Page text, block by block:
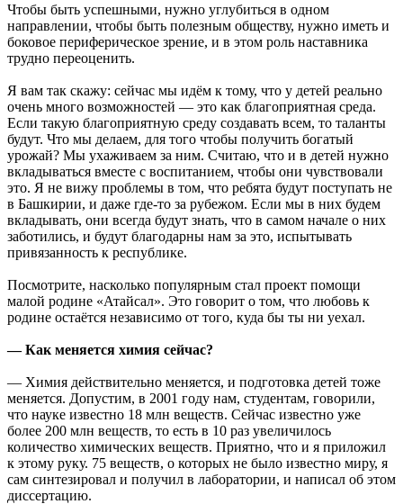
Чтобы быть успешными, нужно углубиться в одном
направлении, чтобы быть полезным обществу, нужно иметь и
боковое периферическое зрение, и в этом роль наставника
трудно переоценить.
Я вам так скажу: сейчас мы идём к тому, что у детей реально
очень много возможностей — это как благоприятная среда.
Если такую благоприятную среду создавать всем, то таланты
будут. Что мы делаем, для того чтобы получить богатый
урожай? Мы ухаживаем за ним. Считаю, что и в детей нужно
вкладываться вместе с воспитанием, чтобы они чувствовали
это. Я не вижу проблемы в том, что ребята будут поступать не
в Башкирии, и даже где-то за рубежом. Если мы в них будем
вкладывать, они всегда будут знать, что в самом начале о них
заботились, и будут благодарны нам за это, испытывать
привязанность к республике.
Посмотрите, насколько популярным стал проект помощи
малой родине «Атайсал». Это говорит о том, что любовь к
родине остаётся независимо от того, куда бы ты ни уехал.
— Как меняется химия сейчас?
— Химия действительно меняется, и подготовка детей тоже
меняется. Допустим, в 2001 году нам, студентам, говорили,
что науке известно 18 млн веществ. Сейчас известно уже
более 200 млн веществ, то есть в 10 раз увеличилось
количество химических веществ. Приятно, что и я приложил
к этому руку. 75 веществ, о которых не было известно миру, я
сам синтезировал и получил в лаборатории, и написал об этом
диссертацию.